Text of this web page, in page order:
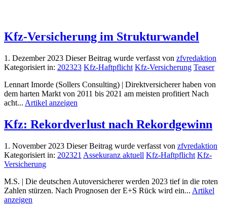
Kfz-Versicherung im Strukturwandel
1. Dezember 2023 Dieser Beitrag wurde verfasst von zfvredaktion
Kategorisiert in: 202323 Kfz-Haftpflicht Kfz-Versicherung Teaser
Lennart Imorde (Sollers Consulting) | Direktversicherer haben von
dem harten Markt von 2011 bis 2021 am meisten profitiert Nach
acht... Artikel anzeigen
Kfz: Rekordverlust nach Rekordgewinn
1. November 2023 Dieser Beitrag wurde verfasst von zfvredaktion
Kategorisiert in: 202321 Assekuranz aktuell Kfz-Haftpflicht Kfz-
Versicherung
M.S. | Die deutschen Autoversicherer werden 2023 tief in die roten
Zahlen stürzen. Nach Prognosen der E+S Rück wird ein... Artikel
anzeigen